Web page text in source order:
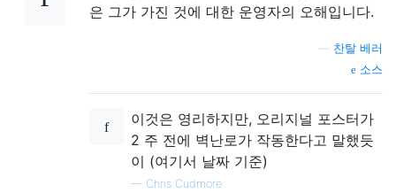
은 그가 가진 것에 대한 운영자의 오해입니다.
찬탈 베러
소스
이것은 영리하지만, 오리지널 포스터가
2 주 전에 벽난로가 작동한다고 말했듯
이 (여기서 날짜 기준)
— Chris Cudmore